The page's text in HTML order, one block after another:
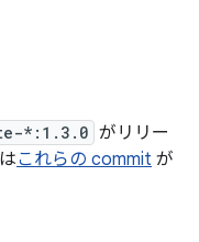
*:1.3.0 がリリー
これらの commit が